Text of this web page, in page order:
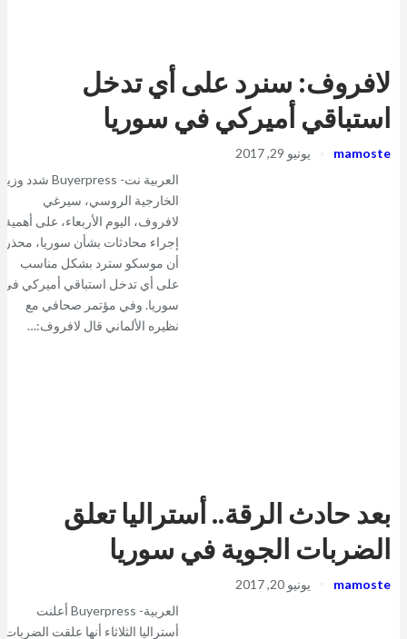
لافروف: سنرد على أي تدخل
استباقي أميركي في سوريا
mamoste
يونيو 29, 2017
العربية نت- Buyerpress شدد وزير
الخارجية الروسي، سيرغي
لافروف، اليوم الأربعاء، على أهمية
إجراء محادثات بشأن سوريا، محذراً
أن موسكو سترد بشكل مناسب
على أي تدخل استباقي أميركي في
سوريا. وفي مؤتمر صحافي مع
نظيره الألماني قال لافروف:…
بعد حادث الرقة.. أستراليا تعلق
الضربات الجوية في سوريا
mamoste
يونيو 20, 2017
العربية- Buyerpress أعلنت
أستراليا الثلاثاء أنها علقت الضربات